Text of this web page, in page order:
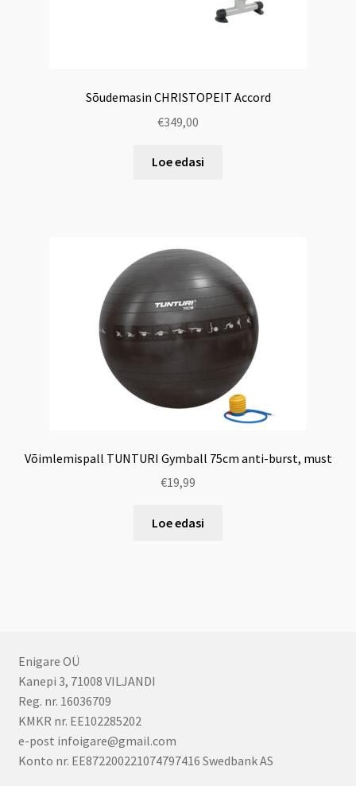
Sõudemasin CHRISTOPEIT Accord
€349,00
Loe edasi
Võimlemispall TUNTURI Gymball 75cm anti-burst, must
€19,99
Loe edasi
Enigare OÜ
Kanepi 3, 71008 VILJANDI
Reg. nr. 16036709
KMKR nr. EE102285202
e-post infoigare@gmail.com
Konto nr. EE872200221074797416 Swedbank AS